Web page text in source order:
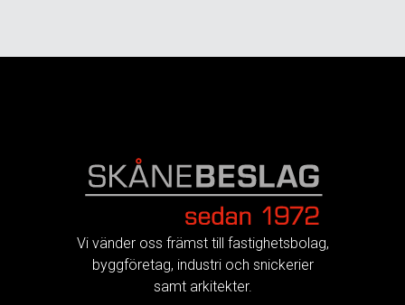
Vi vänder oss främst till fastighetsbolag,
byggföretag, industri och snickerier
samt arkitekter.